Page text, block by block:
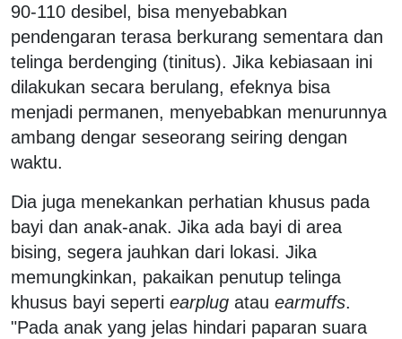
90-110 desibel, bisa menyebabkan
pendengaran terasa berkurang sementara dan
telinga berdenging (tinitus). Jika kebiasaan ini
dilakukan secara berulang, efeknya bisa
menjadi permanen, menyebabkan menurunnya
ambang dengar seseorang seiring dengan
waktu.
Dia juga menekankan perhatian khusus pada
bayi dan anak-anak. Jika ada bayi di area
bising, segera jauhkan dari lokasi. Jika
memungkinkan, pakaikan penutup telinga
khusus bayi seperti earplug atau earmuffs.
"Pada anak yang jelas hindari paparan suara